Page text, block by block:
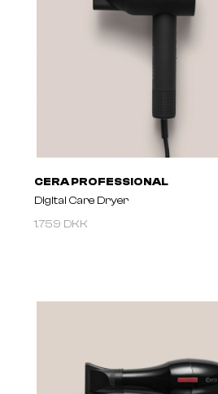
CERA PROFESSIONAL
Digital Care Dryer
1.759 DKK